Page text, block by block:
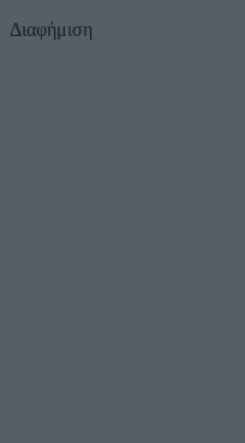
Διαφήμιση